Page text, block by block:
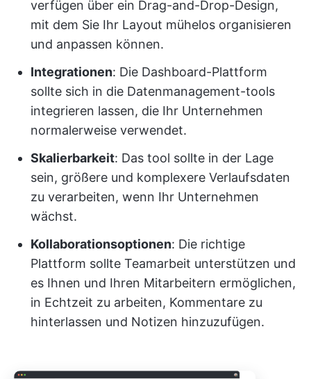
verfügen über ein Drag-and-Drop-Design,
mit dem Sie Ihr Layout mühelos organisieren
und anpassen können.
Integrationen: Die Dashboard-Plattform
sollte sich in die Datenmanagement-tools
integrieren lassen, die Ihr Unternehmen
normalerweise verwendet.
Skalierbarkeit: Das tool sollte in der Lage
sein, größere und komplexere Verlaufsdaten
zu verarbeiten, wenn Ihr Unternehmen
wächst.
Kollaborationsoptionen: Die richtige
Plattform sollte Teamarbeit unterstützen und
es Ihnen und Ihren Mitarbeitern ermöglichen,
in Echtzeit zu arbeiten, Kommentare zu
hinterlassen und Notizen hinzuzufügen.